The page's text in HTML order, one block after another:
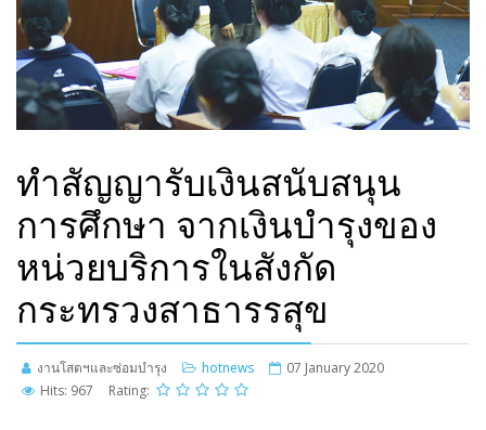
ทำสัญญารับเงินสนับสนุน
การศึกษา จากเงินบำรุงของ
หน่วยบริการในสังกัด
กระทรวงสาธารรสุข
งานโสตฯและซ่อมบำรุง hotnews
07 January 2020
Hits: 967
Rating: